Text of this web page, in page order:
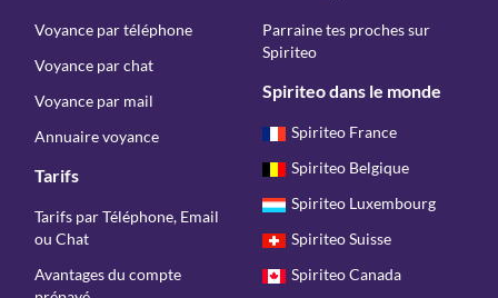
Voyance par téléphone
Voyance par chat
Voyance par mail
Annuaire voyance
Tarifs
Tarifs par Téléphone, Email
ou Chat
Avantages du compte
Parraine tes proches sur
Spiriteo
Spiriteo dans le monde
Spiriteo France
Spiriteo Belgique
Spiriteo Luxembourg
Spiriteo Suisse
Spiriteo Canada